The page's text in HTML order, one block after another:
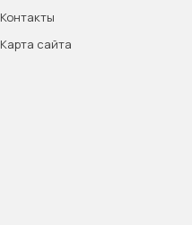
Контакты
Карта сайта